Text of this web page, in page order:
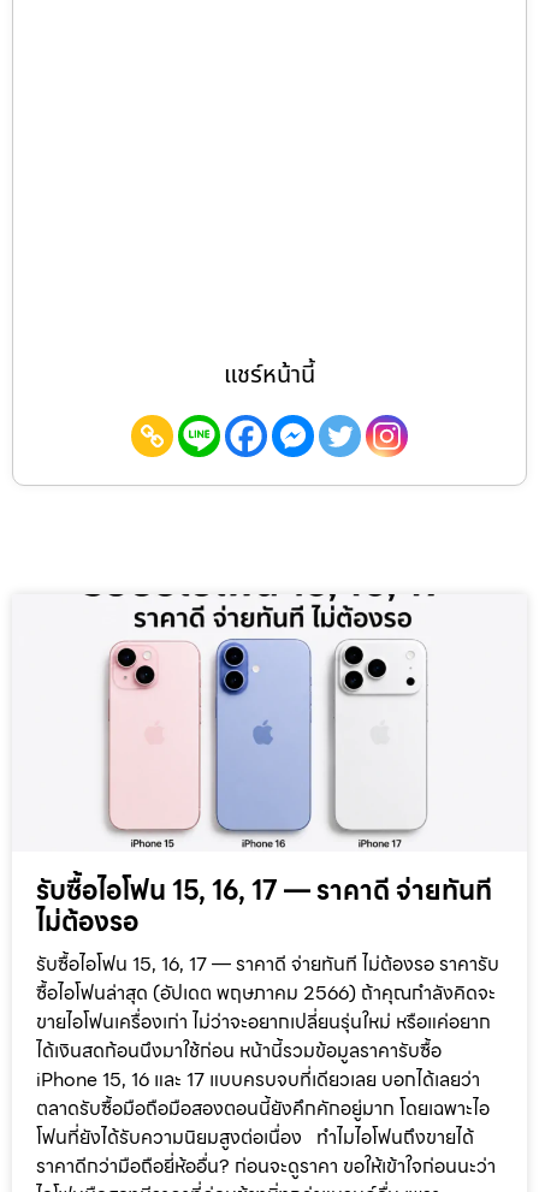
แชร์หน้านี้
รับซื้อไอโฟน 15, 16, 17 — ราคาดี จ่ายทันที
ไม่ต้องรอ
รับซื้อไอโฟน 15, 16, 17 — ราคาดี จ่ายทันที ไม่ต้องรอ ราคารับ
ซื้อไอโฟนล่าสุด (อัปเดต พฤษภาคม 2566) ถ้าคุณกำลังคิดจะ
ขายไอโฟนเครื่องเก่า ไม่ว่าจะอยากเปลี่ยนรุ่นใหม่ หรือแค่อยาก
ได้เงินสดก้อนนึงมาใช้ก่อน หน้านี้รวมข้อมูลราคารับซื้อ
iPhone 15, 16 และ 17 แบบครบจบที่เดียวเลย บอกได้เลยว่า
ตลาดรับซื้อมือถือมือสองตอนนี้ยังคึกคักอยู่มาก โดยเฉพาะไอ
โฟนที่ยังได้รับความนิยมสูงต่อเนื่อง ทำไมไอโฟนถึงขายได้
ราคาดีกว่ามือถือยี่ห้ออื่น? ก่อนจะดูราคา ขอให้เข้าใจก่อนนะว่า